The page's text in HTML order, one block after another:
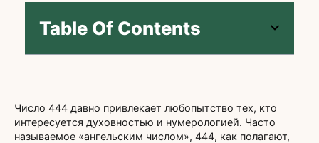
Table Of Contents
Число 444 давно привлекает любопытство тех, кто
интересуется духовностью и нумерологией. Часто
называемое «ангельским числом», 444, как полагают,